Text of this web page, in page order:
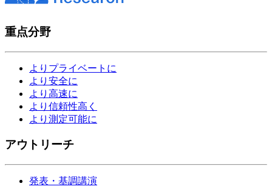
重点分野
よりプライベートに
より安全に
より高速に
より信頼性高く
より測定可能に
アウトリーチ
発表・基調講演